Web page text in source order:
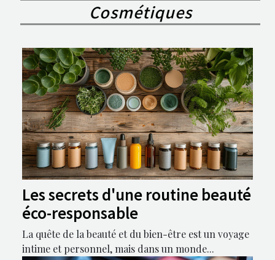
Cosmétiques
Les secrets d'une routine beauté
éco-responsable
La quête de la beauté et du bien-être est un voyage
intime et personnel, mais dans un monde...